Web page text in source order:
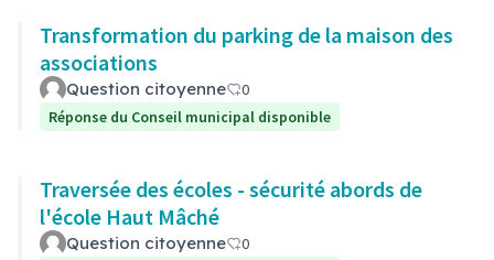
Transformation du parking de la maison des
associations
Question citoyenne
0
Réponse du Conseil municipal disponible
Traversée des écoles - sécurité abords de
l'école Haut Mâché
Question citoyenne
0